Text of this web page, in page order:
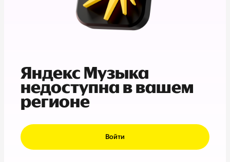
Яндекс Музыка
недоступна в вашем
регионе
Войти